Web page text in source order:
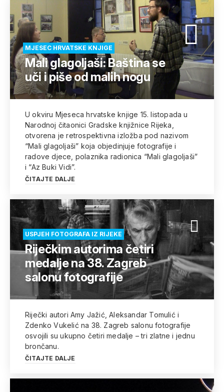
MJESEC HRVATSKE KNJIGE
Mali glagoljaši: Baština se
uči i piše od malih nogu
U okviru Mjeseca hrvatske knjige 15. listopada u
Narodnoj čitaonici Gradske knjižnice Rijeka,
otvorena je retrospektivna izložba pod nazivom
“Mali glagoljaši” koja objedinjuje fotografije i
radove djece, polaznika radionica “Mali glagoljaši”
i “Az Buki Vidi”.
ČITAJTE DALJE
USPJEH FOTOGRAFA IZ RIJEKE
Riječkim autorima četiri
medalje na 38. Zagreb
salonu fotografije
Riječki autori Amy Jažić, Aleksandar Tomulić i
Zdenko Vukelić na 38. Zagreb salonu fotografije
osvojili su ukupno četiri medalje – tri zlatne i jednu
brončanu.
ČITAJTE DALJE